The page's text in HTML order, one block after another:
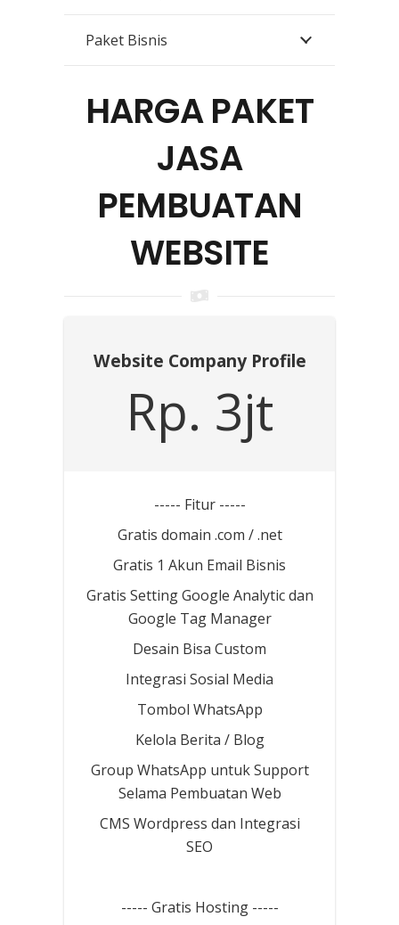
Paket Bisnis
HARGA PAKET
JASA
PEMBUATAN
WEBSITE
Website Company Profile
Rp. 3jt
----- Fitur -----
Gratis domain .com / .net
Gratis 1 Akun Email Bisnis
Gratis Setting Google Analytic dan
Google Tag Manager
Desain Bisa Custom
Integrasi Sosial Media
Tombol WhatsApp
Kelola Berita / Blog
Group WhatsApp untuk Support
Selama Pembuatan Web
CMS Wordpress dan Integrasi
SEO
----- Gratis Hosting -----